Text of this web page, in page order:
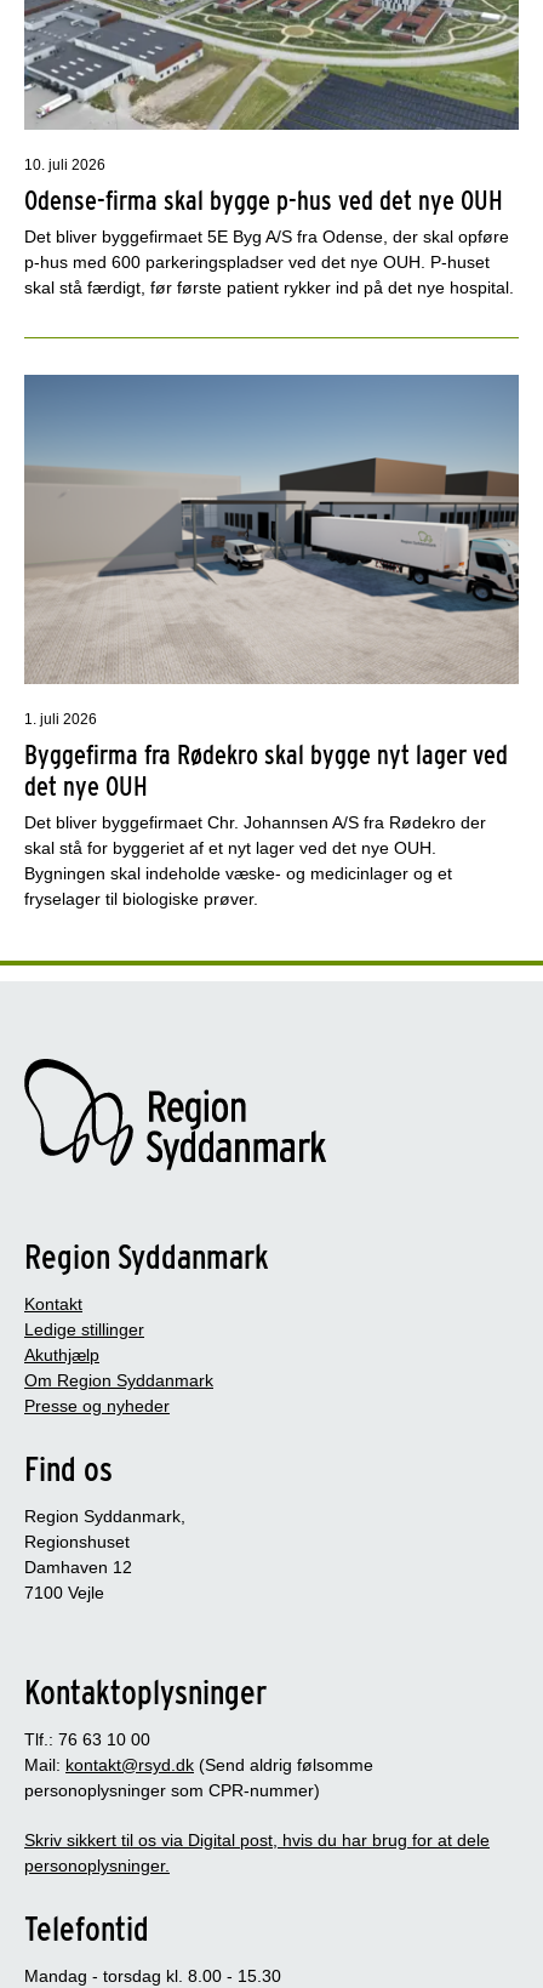
10. juli 2026
Odense-firma skal bygge p-hus ved det nye OUH
Det bliver byggefirmaet 5E Byg A/S fra Odense, der skal opføre
p-hus med 600 parkeringspladser ved det nye OUH. P-huset
skal stå færdigt, før første patient rykker ind på det nye hospital.
1. juli 2026
Byggefirma fra Rødekro skal bygge nyt lager ved
det nye OUH
Det bliver byggefirmaet Chr. Johannsen A/S fra Rødekro der
skal stå for byggeriet af et nyt lager ved det nye OUH.
Bygningen skal indeholde væske- og medicinlager og et
fryselager til biologiske prøver.
Region Syddanmark
Kontakt
Ledige stillinger
Akuthjælp
Om Region Syddanmark
Presse og nyheder
Find os
Region Syddanmark,
Regionshuset
Damhaven 12
7100 Vejle
Kontaktoplysninger
Tlf.: 76 63 10 00
Mail: kontakt@rsyd.dk (Send aldrig følsomme
personoplysninger som CPR-nummer)
Skriv sikkert til os via Digital post, hvis du har brug for at dele
personoplysninger.
Telefontid
Mandag - torsdag kl. 8.00 - 15.30